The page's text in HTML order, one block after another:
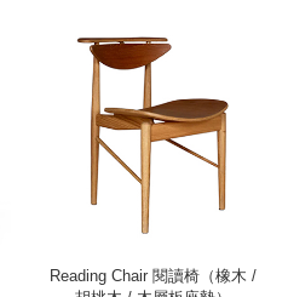
Reading Chair 閱讀椅（橡木 /